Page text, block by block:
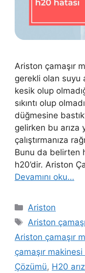
Ariston çamaşır
gerekli olan suyu
kesik olup
sıkıntı olup
düğmesine
gelirken bu arıza
çalıştırmanıza
Bunu da belirten
h20’dir. Ariston
Devamını oku…
Kategoriler
Ariston
Etiketler
Ariston
Ariston çamaşır
çamaşır makinesi
Çözümü, H20